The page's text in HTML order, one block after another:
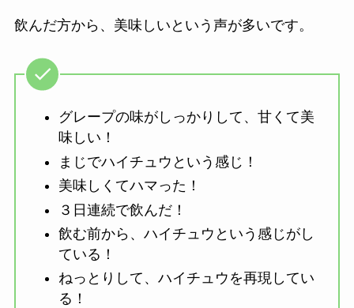
飲んだ方から、美味しいという声が多いです。
グレープの味がしっかりして、甘くて美
味しい！
まじでハイチュウという感じ！
美味しくてハマった！
３日連続で飲んだ！
飲む前から、ハイチュウという感じがし
ている！
ねっとりして、ハイチュウを再現してい
る！